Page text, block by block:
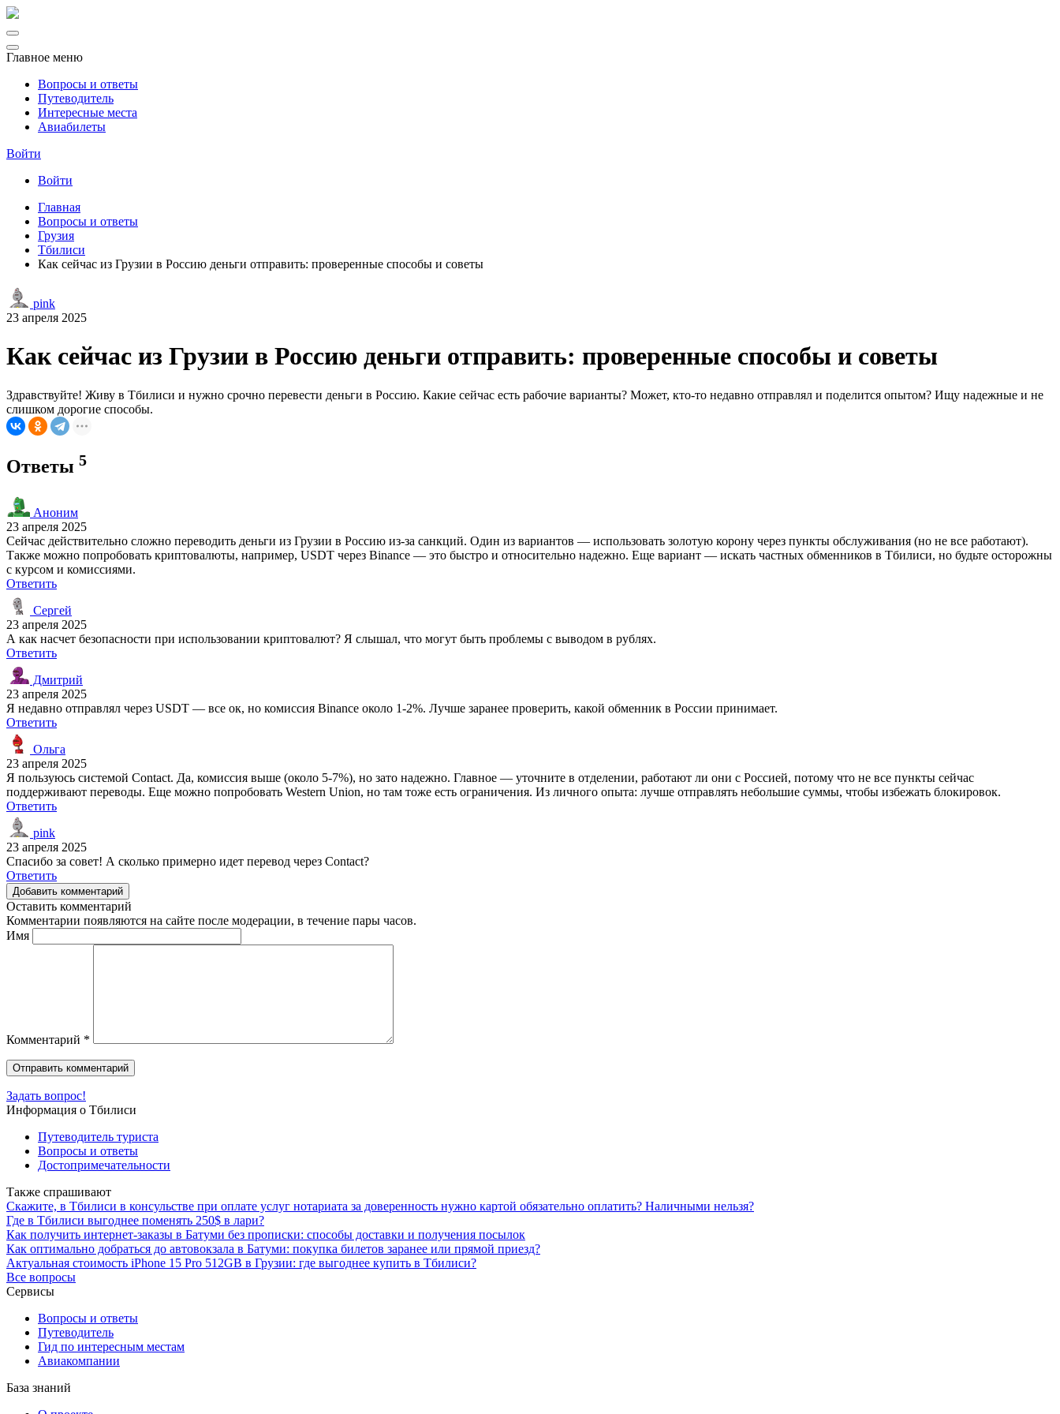
Главное меню
Вопросы и ответы
Путеводитель
Интересные места
Авиабилеты
Войти
Войти
Главная
Вопросы и ответы
Грузия
Тбилиси
Как сейчас из Грузии в Россию деньги отправить: проверенные способы и советы
pink
23 апреля 2025
Как сейчас из Грузии в Россию деньги отправить: проверенные способы и советы
Здравствуйте! Живу в Тбилиси и нужно срочно перевести деньги в Россию. Какие сейчас есть рабочие варианты? Может, кто-то недавно отправлял и поделится опытом? Ищу надежные и не
слишком дорогие способы.
Ответы 5
Аноним
23 апреля 2025
Сейчас действительно сложно переводить деньги из Грузии в Россию из-за санкций. Один из вариантов — использовать золотую корону через пункты обслуживания (но не все работают).
Также можно попробовать криптовалюты, например, USDT через Binance — это быстро и относительно надежно. Еще вариант — искать частных обменников в Тбилиси, но будьте осторожны
с курсом и комиссиями.
Ответить
Сергей
23 апреля 2025
А как насчет безопасности при использовании криптовалют? Я слышал, что могут быть проблемы с выводом в рублях.
Ответить
Дмитрий
23 апреля 2025
Я недавно отправлял через USDT — все ок, но комиссия Binance около 1-2%. Лучше заранее проверить, какой обменник в России принимает.
Ответить
Ольга
23 апреля 2025
Я пользуюсь системой Contact. Да, комиссия выше (около 5-7%), но зато надежно. Главное — уточните в отделении, работают ли они с Россией, потому что не все пункты сейчас
поддерживают переводы. Еще можно попробовать Western Union, но там тоже есть ограничения. Из личного опыта: лучше отправлять небольшие суммы, чтобы избежать блокировок.
Ответить
pink
23 апреля 2025
Спасибо за совет! А сколько примерно идет перевод через Contact?
Ответить
Добавить комментарий
Оставить комментарий
Комментарии появляются на сайте после модерации, в течение пары часов.
Имя
Комментарий *
Задать вопрос!
Информация о Тбилиси
Путеводитель туриста
Вопросы и ответы
Достопримечательности
Также спрашивают
Скажите, в Тбилиси в консульстве при оплате услуг нотариата за доверенность нужно картой обязательно оплатить? Наличными нельзя?
Где в Тбилиси выгоднее поменять 250$ в лари?
Как получить интернет-заказы в Батуми без прописки: способы доставки и получения посылок
Как оптимально добраться до автовокзала в Батуми: покупка билетов заранее или прямой приезд?
Актуальная стоимость iPhone 15 Pro 512GB в Грузии: где выгоднее купить в Тбилиси?
Все вопросы
Сервисы
Вопросы и ответы
Путеводитель
Гид по интересным местам
Авиакомпании
База знаний